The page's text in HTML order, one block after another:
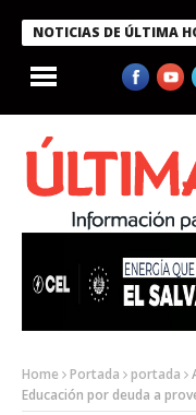
NOTICIAS DE ÚLTIMA
Bukele condecora a
Home Portada portada
Educación por deuda a